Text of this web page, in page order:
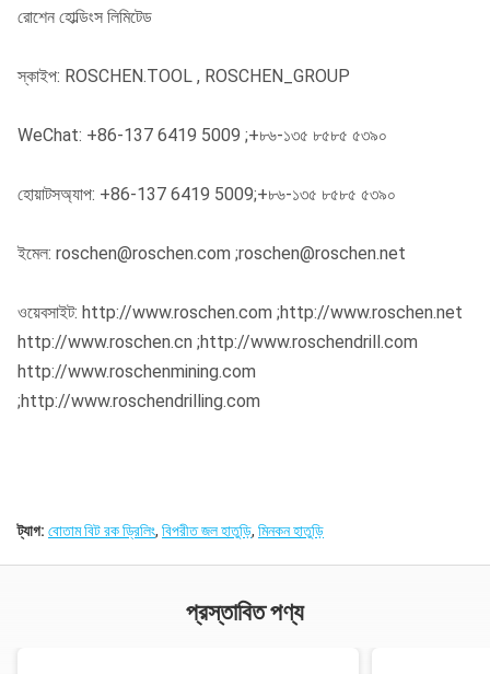
রোশেন হোল্ডিংস লিমিটেড
স্কাইপ: ROSCHEN.TOOL , ROSCHEN_GROUP
WeChat: +86-137 6419 5009 ;+৮৬-১৩৫ ৮৫৮৫ ৫৩৯০
হোয়াটসঅ্যাপ: +86-137 6419 5009;+৮৬-১৩৫ ৮৫৮৫ ৫৩৯০
ইমেল: roschen@roschen.com ;roschen@roschen.net
ওয়েবসাইট: http://www.roschen.com ;http://www.roschen.net
http://www.roschen.cn ;http://www.roschendrill.com
http://www.roschenmining.com
;http://www.roschendrilling.com
ট্যাগ: বোতাম বিট রক ড্রিলিং, বিপরীত জল হাতুড়ি, মিনকন হাতুড়ি
প্রস্তাবিত পণ্য